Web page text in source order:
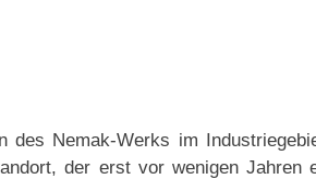
des Nemak-Werks im
der erst vor wenigen Jahren